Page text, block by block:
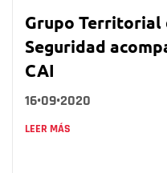
Grupo Territorial
Seguridad
CAI
16•09•2020
LEER MÁS